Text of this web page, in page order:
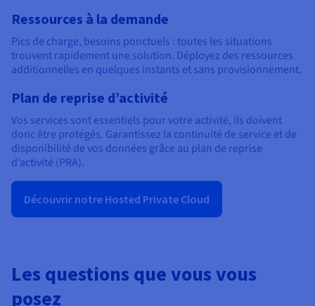
Ressources à la demande
Pics de charge, besoins ponctuels : toutes les situations
trouvent rapidement une solution. Déployez des ressources
additionnelles en quelques instants et sans provisionnement.
Plan de reprise d’activité
Vos services sont essentiels pour votre activité, ils doivent
donc être protégés. Garantissez la continuité de service et de
disponibilité de vos données grâce au plan de reprise
d’activité (PRA).
Découvrir notre Hosted Private Cloud
Les questions que vous vous
posez